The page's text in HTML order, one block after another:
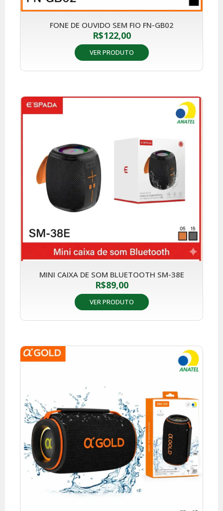
FONE DE OUVIDO SEM FIO FN-GB02
R$122,00
VER PRODUTO
MINI CAIXA DE SOM BLUETOOTH SM-38E
R$89,00
VER PRODUTO